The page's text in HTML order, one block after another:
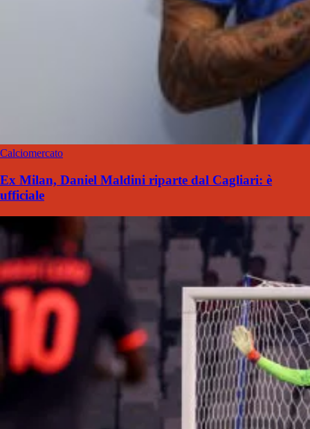
Calciomercato
Ex Milan, Daniel Maldini riparte dal Cagliari: è
ufficiale